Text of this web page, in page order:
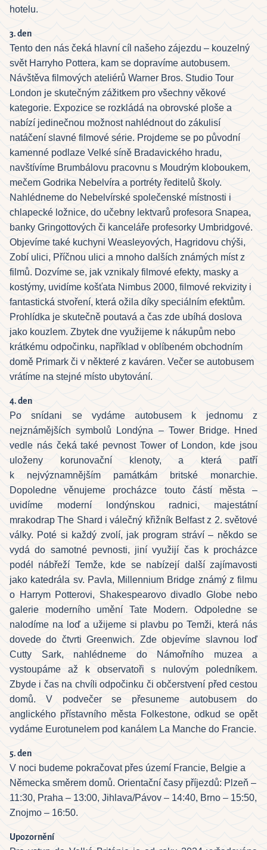
hotelu.
3. den
Tento den nás čeká hlavní cíl našeho zájezdu – kouzelný
svět Harryho Pottera, kam se dopravíme autobusem.
Návštěva filmových ateliérů Warner Bros. Studio Tour
London je skutečným zážitkem pro všechny věkové
kategorie. Expozice se rozkládá na obrovské ploše a
nabízí jedinečnou možnost nahlédnout do zákulisí
natáčení slavné filmové série. Projdeme se po původní
kamenné podlaze Velké síně Bradavického hradu,
navštívíme Brumbálovu pracovnu s Moudrým kloboukem,
mečem Godrika Nebelvíra a portréty ředitelů školy.
Nahlédneme do Nebelvírské společenské místnosti i
chlapecké ložnice, do učebny lektvarů profesora Snapea,
banky Gringottových či kanceláře profesorky Umbridgové.
Objevíme také kuchyni Weasleyových, Hagridovu chýši,
Zobí ulici, Příčnou ulici a mnoho dalších známých míst z
filmů. Dozvíme se, jak vznikaly filmové efekty, masky a
kostýmy, uvidíme košťata Nimbus 2000, filmové rekvizity i
fantastická stvoření, která ožila díky speciálním efektům.
Prohlídka je skutečně poutavá a čas zde ubíhá doslova
jako kouzlem. Zbytek dne využijeme k nákupům nebo
krátkému odpočinku, například v oblíbeném obchodním
domě Primark či v některé z kaváren. Večer se autobusem
vrátíme na stejné místo ubytování.
4. den
Po snídani se vydáme autobusem k jednomu z
nejznámějších symbolů Londýna – Tower Bridge. Hned
vedle nás čeká také pevnost Tower of London, kde jsou
uloženy korunovační klenoty, a která patří
k nejvýznamnějším památkám britské monarchie.
Dopoledne věnujeme procházce touto částí města –
uvidíme moderní londýnskou radnici, majestátní
mrakodrap The Shard i válečný křižník Belfast z 2. světové
války. Poté si každý zvolí, jak program stráví – někdo se
vydá do samotné pevnosti, jiní využijí čas k procházce
podél nábřeží Temže, kde se nabízejí další zajímavosti
jako katedrála sv. Pavla, Millennium Bridge známý z filmu
o Harrym Potterovi, Shakespearovo divadlo Globe nebo
galerie moderního umění Tate Modern. Odpoledne se
nalodíme na loď a užijeme si plavbu po Temži, která nás
dovede do čtvrti Greenwich. Zde objevíme slavnou loď
Cutty Sark, nahlédneme do Námořního muzea a
vystoupáme až k observatoři s nulovým poledníkem.
Zbyde i čas na chvíli odpočinku či občerstvení před cestou
domů. V podvečer se přesuneme autobusem do
anglického přístavního města Folkestone, odkud se opět
vydáme Eurotunelem pod kanálem La Manche do Francie.
5. den
V noci budeme pokračovat přes území Francie, Belgie a
Německa směrem domů. Orientační časy příjezdů: Plzeň –
11:30, Praha – 13:00, Jihlava/Pávov – 14:40, Brno – 15:50,
Znojmo – 16:50.
Upozornění